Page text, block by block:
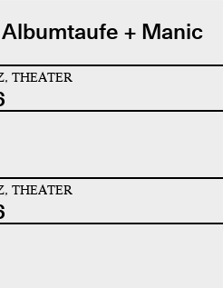
+ Manic
THEATER
THEATER